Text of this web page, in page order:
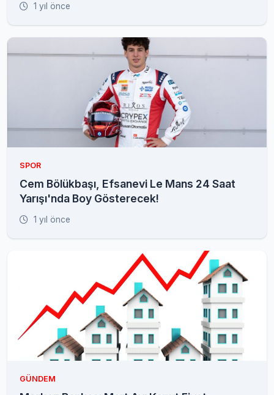
1 yıl önce
SPOR
Cem Bölükbaşı, Efsanevi Le Mans 24 Saat
Yarışı'nda Boy Gösterecek!
1 yıl önce
GÜNDEM